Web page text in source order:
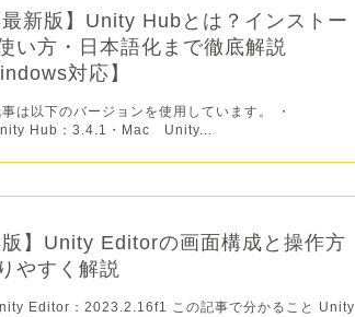
最新版】Unity Hubとは？インストー
い方・日本語化まで徹底解説
対応】
は以下のバージョンを使用しています。 ・
Hub：3.4.1・Mac Unity...
版】Unity Editorの画面構成と操作方
やすく解説
Editor：2023.2.16f1 この記事で分かること Unity